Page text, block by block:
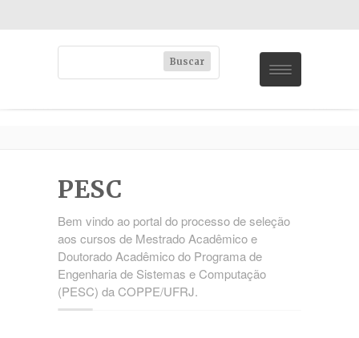
PESC
Dúvidas (FAQs)
Mestrado e Doutorado
Contato
PESC
Bem vindo ao portal do processo de seleção
aos cursos de Mestrado Acadêmico e
Doutorado Acadêmico do Programa de
Engenharia de Sistemas e Computação
(PESC) da COPPE/UFRJ.